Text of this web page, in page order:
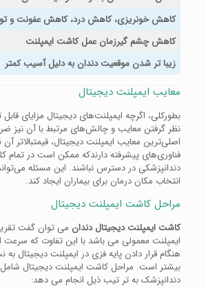
کاهش خونریزی، کاهش درد، کاهش عفونت و
کاهش چشم گیرزمان عمل کاشت ایمپلنت
زیبا تر شدن موقعیت دندان به دلیل آسیب کمتر
معایب ایمپلنت دیجیتال
بطورکلی، اگرچه ایمپلنت‌های دیجیتال مزایای قابل
نظر گرفتن معایب و چالش‌های مرتبط با آن نیز
اصلی‌ترین معایب ایمپلنت دیجیتال، قیمتبالاتر
فناوری‌های پیشرفته دارندکه ممکن است در تمام
دندانپزشکی در دسترس نباشند. این مسئله
انتخاب مکان درمان برای بیماران ایجاد کند.
مراحل کاشت ایمپلنت دیجیتال
کاشت ایمپلنت دیجیتال دندان می توان گفت
ایمپلنت معمولی می باشد با این تفاوت که سرعت
هنگام قرار دادن پایه فزی در ایمپلنت دیجیتال
بیشتر است. مراحل کاشت ایمپلنت دیجیتال
دندانپزشک به تر تیب ذیل انجام می دهد: